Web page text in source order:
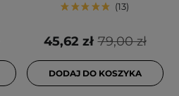
13
79,00 zł
45,62 zł
DODAJ DO KOSZYKA